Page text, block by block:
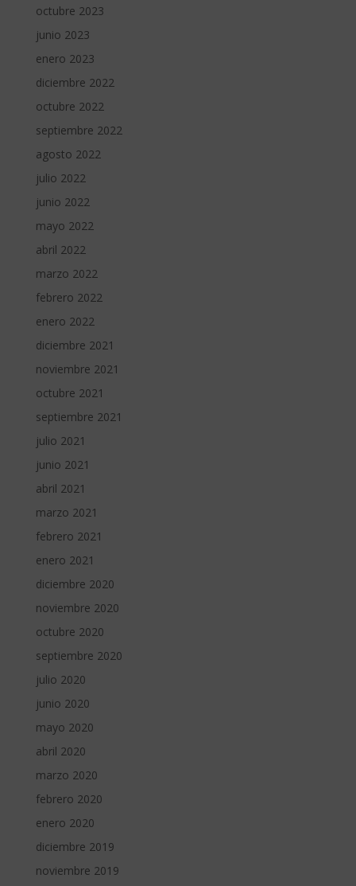
octubre 2023
junio 2023
enero 2023
diciembre 2022
octubre 2022
septiembre 2022
agosto 2022
julio 2022
junio 2022
mayo 2022
abril 2022
marzo 2022
febrero 2022
enero 2022
diciembre 2021
noviembre 2021
octubre 2021
septiembre 2021
julio 2021
junio 2021
abril 2021
marzo 2021
febrero 2021
enero 2021
diciembre 2020
noviembre 2020
octubre 2020
septiembre 2020
julio 2020
junio 2020
mayo 2020
abril 2020
marzo 2020
febrero 2020
enero 2020
diciembre 2019
noviembre 2019